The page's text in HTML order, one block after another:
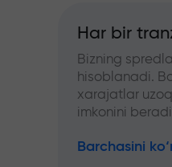
Har bir
Bizning
hisoblanadi.
xarajatlar
imkonini beradi
Barchasini